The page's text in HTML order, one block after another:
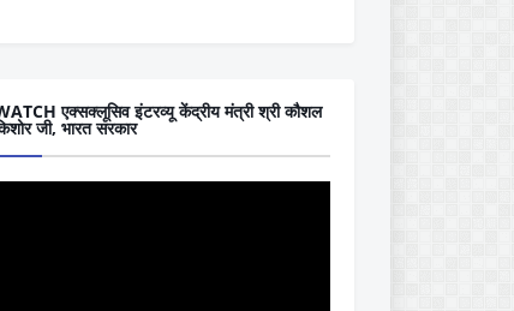
एक्सक्लूसिव इंटरव्यू केंद्रीय मंत्री श्री कौशल
जी, भारत सरकार